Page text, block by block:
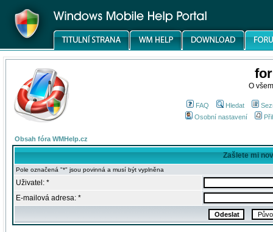
O
FAQ Hledat
Osobní nastavení
Obsah fóra WMHelp.cz
Zašlete mi
Pole označená "*" jsou povinná a musí být vyplněna
Uživatel: *
E-mailová adresa: *